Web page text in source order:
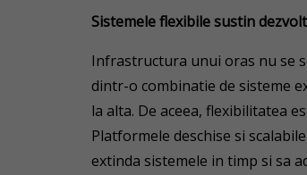
Sistemele flexibile sustin
Infrastructura unui oras nu se
dintr-o combinatie de sisteme
la alta. De aceea, flexibilitatea
Platformele deschise si
extinda sistemele in timp si sa